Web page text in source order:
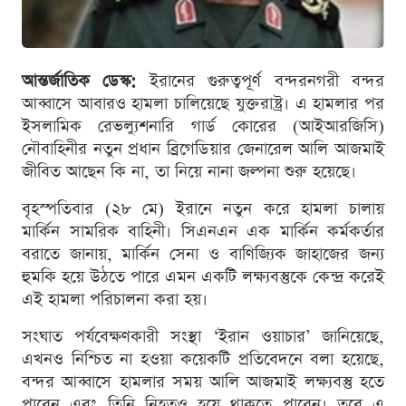
আন্তর্জাতিক ডেস্ক: ইরানের গুরুত্বপূর্ণ বন্দরনগরী বন্দর
আব্বাসে আবারও হামলা চালিয়েছে যুক্তরাষ্ট্র। এ হামলার পর
ইসলামিক রেভল্যুশনারি গার্ড কোরের (আইআরজিসি)
নৌবাহিনীর নতুন প্রধান ব্রিগেডিয়ার জেনারেল আলি আজমাই
জীবিত আছেন কি না, তা নিয়ে নানা জল্পনা শুরু হয়েছে।
বৃহস্পতিবার (২৮ মে) ইরানে নতুন করে হামলা চালায়
মার্কিন সামরিক বাহিনী। সিএনএন এক মার্কিন কর্মকর্তার
বরাতে জানায়, মার্কিন সেনা ও বাণিজ্যিক জাহাজের জন্য
হুমকি হয়ে উঠতে পারে এমন একটি লক্ষ্যবস্তুকে কেন্দ্র করেই
এই হামলা পরিচালনা করা হয়।
সংঘাত পর্যবেক্ষণকারী সংস্থা ‘ইরান ওয়াচার’ জানিয়েছে,
এখনও নিশ্চিত না হওয়া কয়েকটি প্রতিবেদনে বলা হয়েছে,
বন্দর আব্বাসে হামলার সময় আলি আজমাই লক্ষ্যবস্তু হতে